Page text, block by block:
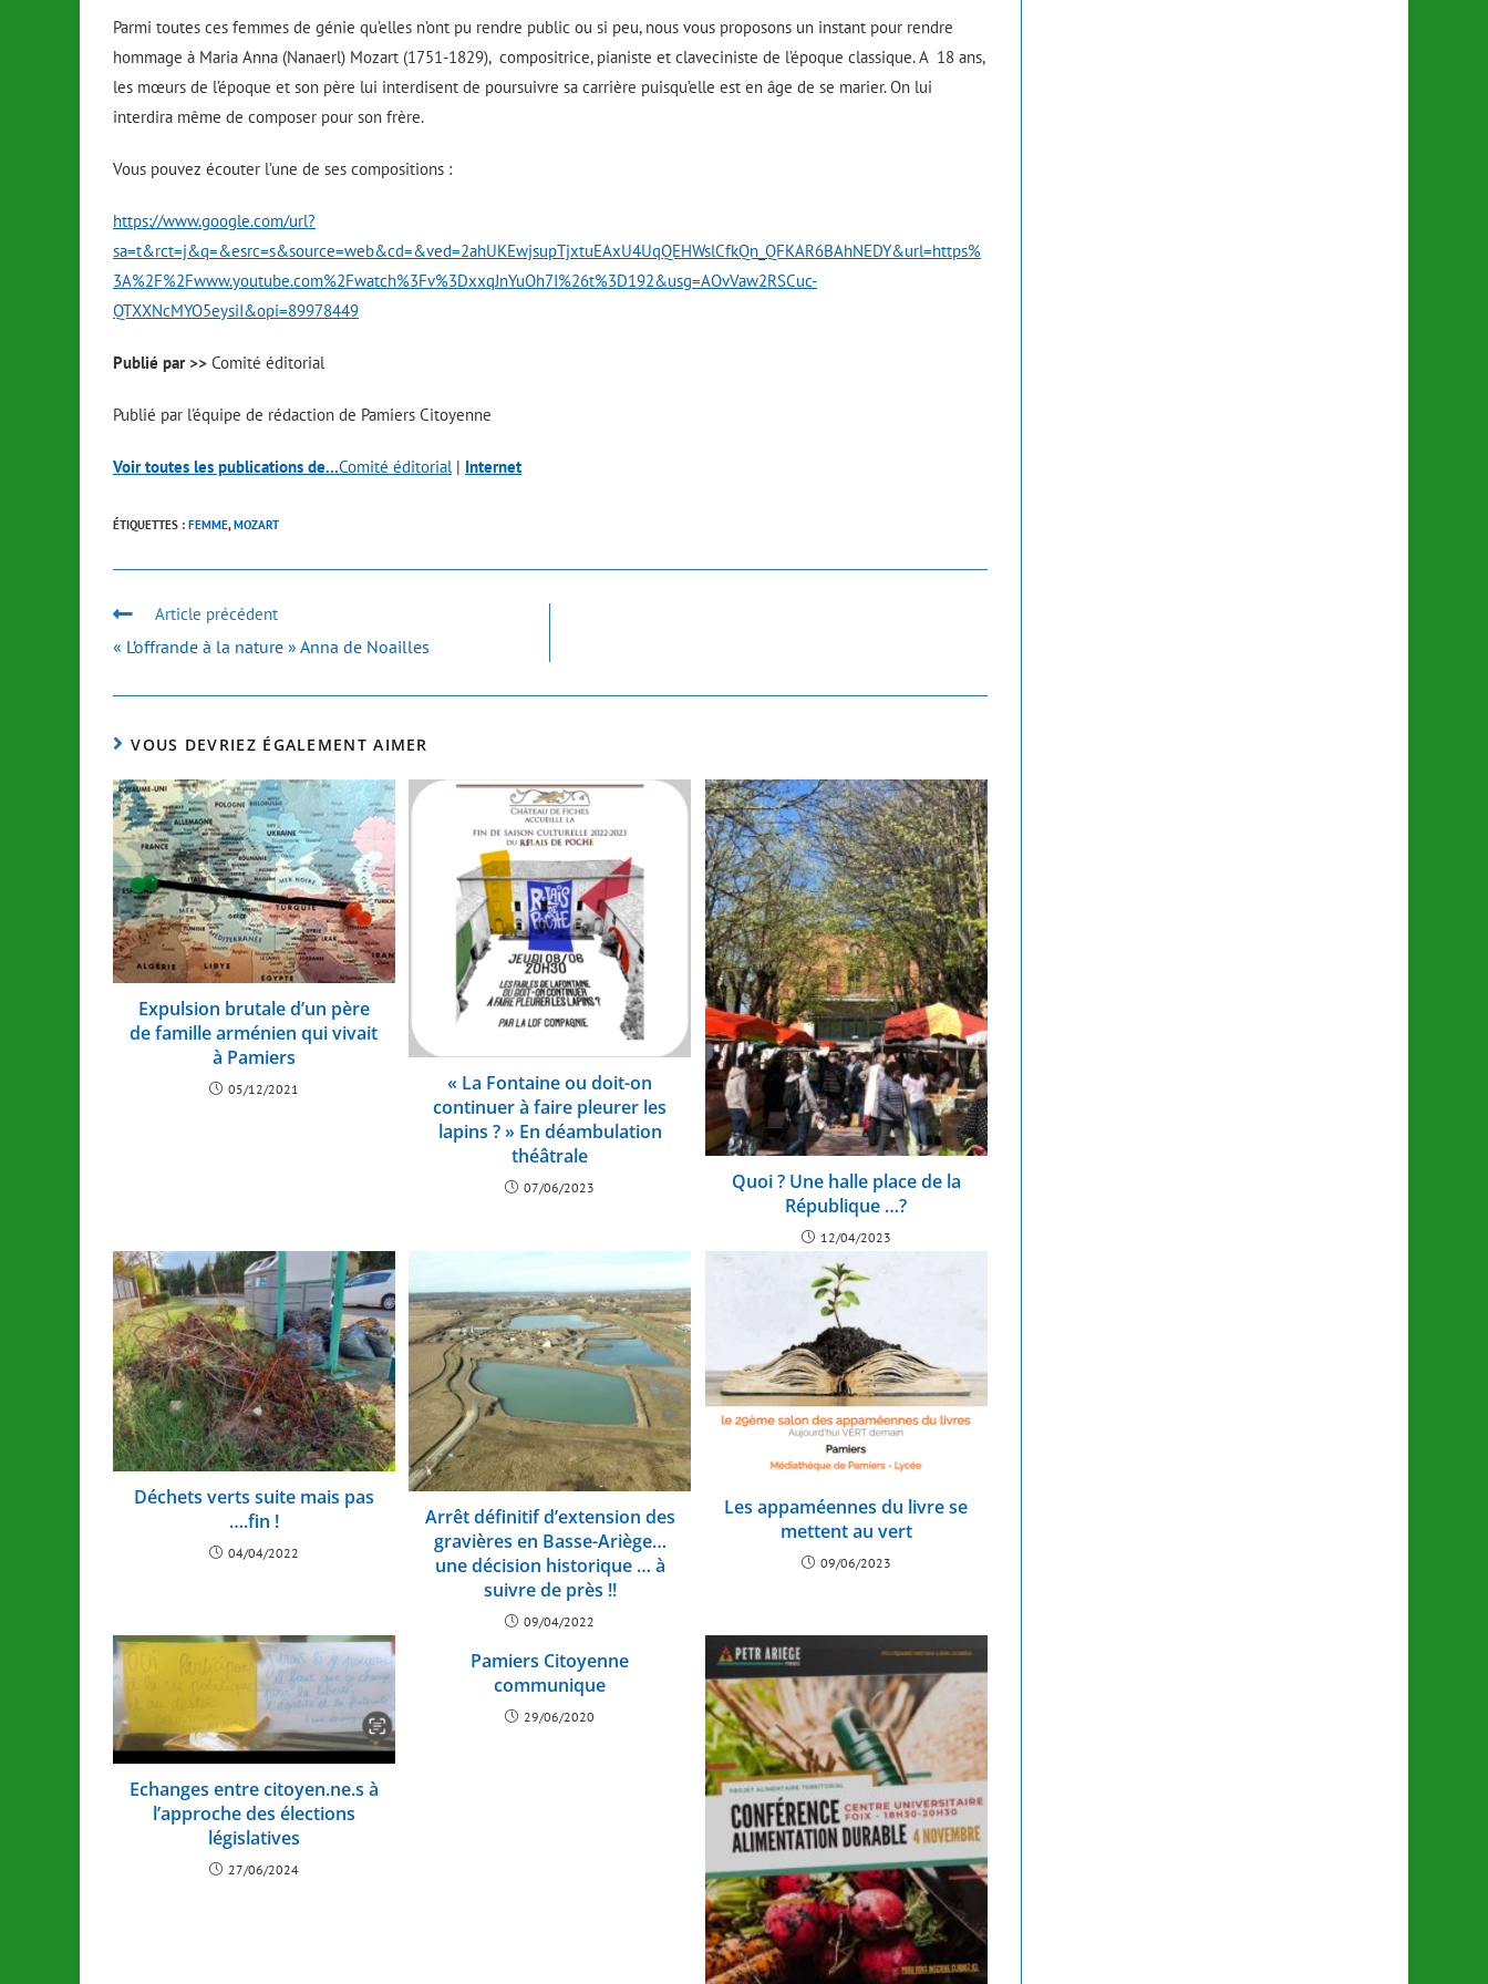
Parmi toutes ces femmes de génie qu’elles n’ont pu rendre public ou si peu, nous vous proposons un instant pour rendre
hommage à Maria Anna (Nanaerl) Mozart (1751-1829), compositrice, pianiste et claveciniste de l’époque classique. A 18 ans,
les mœurs de l’époque et son père lui interdisent de poursuivre sa carrière puisqu’elle est en âge de se marier. On lui
interdira même de composer pour son frère.
Vous pouvez écouter l’une de ses compositions :
https://www.google.com/url?
sa=t&rct=j&q=&esrc=s&source=web&cd=&ved=2ahUKEwjsupTjxtuEAxU4UqQEHWslCfkQn_QFKAR6BAhNEDY&url=https%
3A%2F%2Fwww.youtube.com%2Fwatch%3Fv%3DxxqJnYuOh7I%26t%3D192&usg=AOvVaw2RSCuc-
QTXXNcMYO5eysiI&opi=89978449
Publié par >> Comité éditorial
Publié par l'équipe de rédaction de Pamiers Citoyenne
Voir toutes les publications de...Comité éditorial| Internet
ÉTIQUETTES : FEMME, MOZART
Article précédent
« L’offrande à la nature » Anna de Noailles
VOUS DEVRIEZ ÉGALEMENT AIMER
Expulsion brutale d’un père
de famille arménien qui vivait
à Pamiers
05/12/2021
« La Fontaine ou doit-on
continuer à faire pleurer les
lapins ? » En déambulation
théâtrale
07/06/2023
Quoi ? Une halle place de la
République …?
12/04/2023
Déchets verts suite mais pas
….fin !
04/04/2022
Arrêt définitif d’extension des
gravières en Basse-Ariège…
une décision historique … à
suivre de près !!
09/04/2022
Les appaméennes du livre se
mettent au vert
09/06/2023
Echanges entre citoyen.ne.s à
l’approche des élections
législatives
27/06/2024
Pamiers Citoyenne
communique
29/06/2020